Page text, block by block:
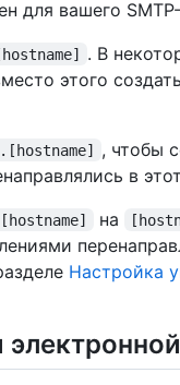
для вашего
. В
этого
, чтобы
в
на
Настройка